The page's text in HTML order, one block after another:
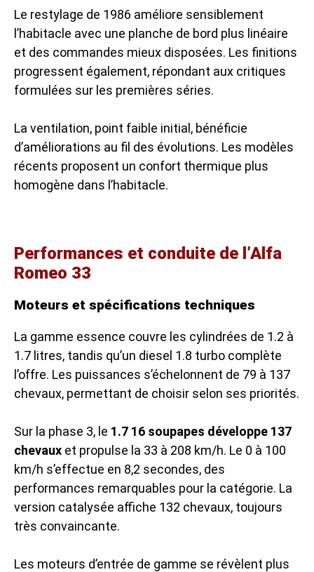
Le restylage de 1986 améliore sensiblement
l’habitacle avec une planche de bord plus linéaire
et des commandes mieux disposées. Les finitions
progressent également, répondant aux critiques
formulées sur les premières séries.
La ventilation, point faible initial, bénéficie
d’améliorations au fil des évolutions. Les modèles
récents proposent un confort thermique plus
homogène dans l’habitacle.
Performances et conduite de l’Alfa
Romeo 33
Moteurs et spécifications techniques
La gamme essence couvre les cylindrées de 1.2 à
1.7 litres, tandis qu’un diesel 1.8 turbo complète
l’offre. Les puissances s’échelonnent de 79 à 137
chevaux, permettant de choisir selon ses priorités.
Sur la phase 3, le 1.7 16 soupapes développe 137
chevaux et propulse la 33 à 208 km/h. Le 0 à 100
km/h s’effectue en 8,2 secondes, des
performances remarquables pour la catégorie. La
version catalysée affiche 132 chevaux, toujours
très convaincante.
Les moteurs d’entrée de gamme se révèlent plus